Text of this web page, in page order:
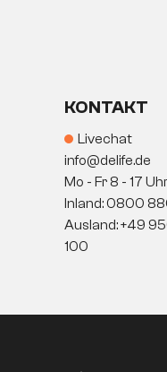
KONTAKT
Livechat
info@delife.de
Mo - Fr 8 - 17
Inland: 0800
Ausland: +49
100